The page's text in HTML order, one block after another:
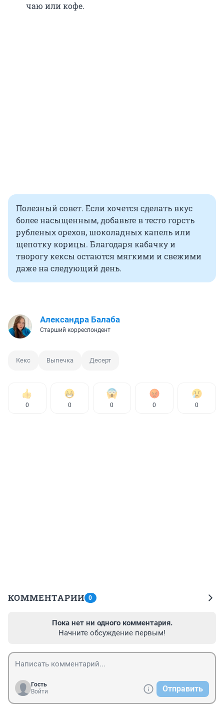
чаю или кофе.
Полезный совет. Если хочется сделать вкус
более насыщенным, добавьте в тесто горсть
рубленых орехов, шоколадных капель или
щепотку корицы. Благодаря кабачку и
творогу кексы остаются мягкими и свежими
даже на следующий день.
Александра Балаба
Старший корреспондент
Кекс Выпечка Десерт
0 0 0 0 0
КОММЕНТАРИИ 0
Пока нет ни одного комментария.
Начните обсуждение первым!
Гость
Войти
Отправить